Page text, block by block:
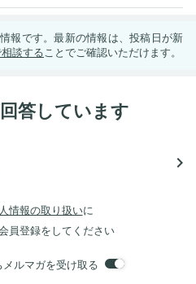
報です。最新の情報は、投稿日が新
談する ことでご確認いただけます。
答しています
navigate_next
情報の取り扱いに
員登録をしてください
ルマガを受け取る